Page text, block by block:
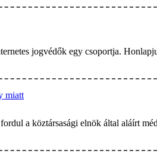
jogvédők egy csoportja.
miatt
a köztársasági elnök által aláírt